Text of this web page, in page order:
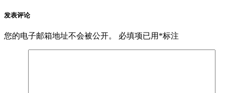
发表评论
您的电子邮箱地址不会被公开。 必填项已用 *标注